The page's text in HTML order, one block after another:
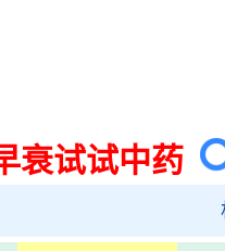
衰试试中药